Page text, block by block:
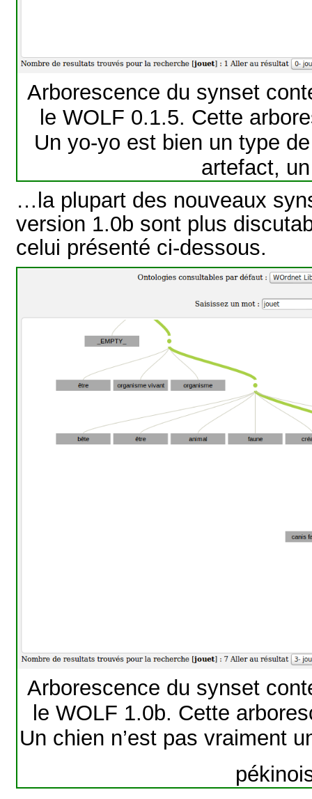
Arborescence du synset
le WOLF 0.1.5. Cette
Un yo-yo est bien un type
artefact,
…la plupart des nouveaux
version 1.0b sont plus
celui présenté ci-dessous.
Arborescence du synset
le WOLF 1.0b. Cette
Un chien n’est pas vraiment